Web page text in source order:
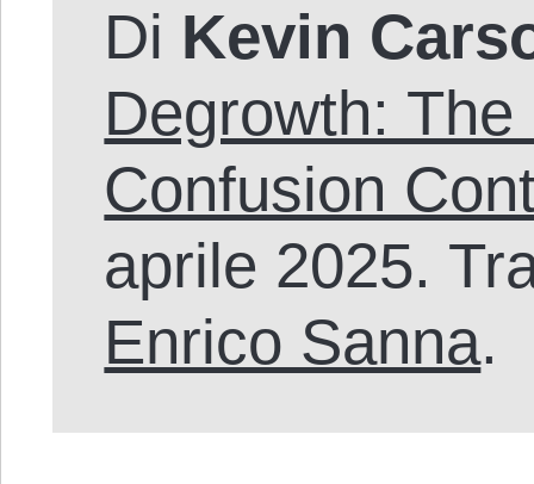
Di Kevin
Degrowth:
Confusion
aprile 2025.
Enrico Sanna.